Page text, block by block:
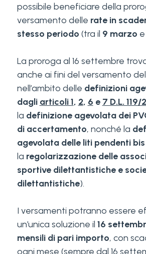
possibile beneficiare della
versamento delle rate in
stesso periodo (tra il 9 marzo e
La proroga al 16 settembre
anche ai fini del versamento
nell’ambito delle definizioni
dagli articoli 1, 2, 6 e 7 D.L. 119/
la definizione agevolata dei
di accertamento, nonché la
agevolata delle liti pendenti bis
la regolarizzazione delle
sportive dilettantistiche e
dilettantistiche).
I versamenti potranno essere
un’unica soluzione il 16
mensili di pari importo, con
ogni mese (sempre dal 16